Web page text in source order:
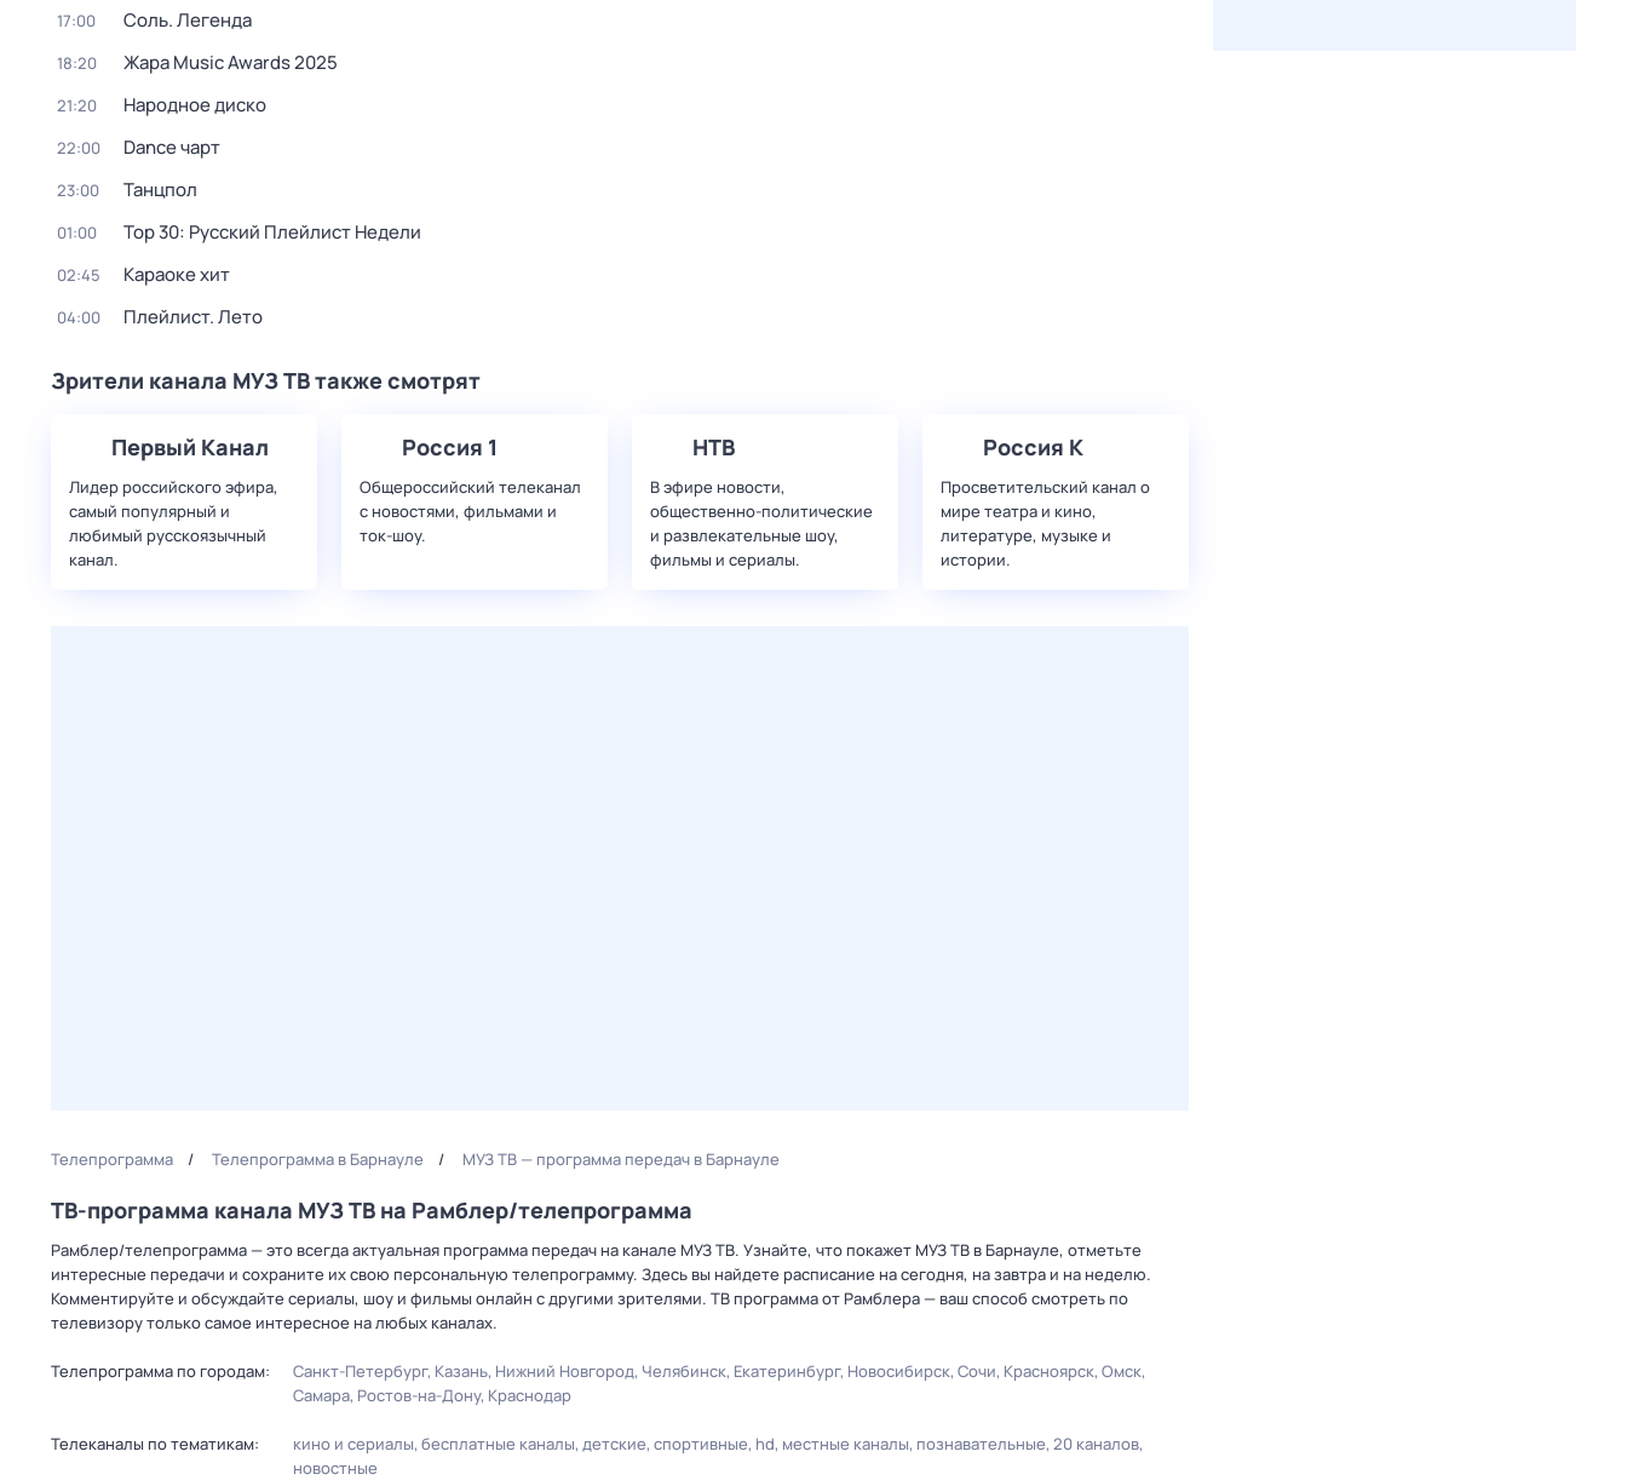
17:00 Соль. Легенда
18:20 Жара Music Awards 2025
21:20 Народное диско
22:00 Dance чарт
23:00 Танцпол
01:00 Top 30: Русский Плейлист Недели
02:45 Караоке хит
04:00 Плейлист. Лето
Зрители канала МУЗ ТВ также смотрят
Первый Канал
Лидер российского эфира,
самый популярный и
любимый русскоязычный
канал.
Россия 1
Общероссийский телеканал
с новостями, фильмами и
ток-шоу.
НТВ
В эфире новости,
общественно-политические
и развлекательные шоу,
фильмы и сериалы.
Россия К
Просветительский канал о
мире театра и кино,
литературе, музыке и
истории.
Телепрограмма Телепрограмма в Барнауле МУЗ ТВ — программа передач в Барнауле
ТВ-программа канала МУЗ ТВ на Рамблер/телепрограмма
Рамблер/телепрограмма — это всегда актуальная программа передач на канале МУЗ ТВ. Узнайте, что покажет МУЗ ТВ в Барнауле, отметьте
интересные передачи и сохраните их свою персональную телепрограмму. Здесь вы найдете расписание на сегодня, на завтра и на неделю.
Комментируйте и обсуждайте сериалы, шоу и фильмы онлайн с другими зрителями. ТВ программа от Рамблера — ваш способ смотреть по
телевизору только самое интересное на любых каналах.
Телепрограмма по городам: Санкт-Петербург Казань Нижний Новгород Челябинск Екатеринбург Новосибирск Сочи Красноярск Омск
Самара Ростов-на-Дону Краснодар
Телеканалы по тематикам: кино и сериалы бесплатные каналы детские спортивные hd местные каналы познавательные 20 каналов
новостные